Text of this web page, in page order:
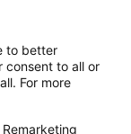
to better
consent to all or
For more
Remarketing